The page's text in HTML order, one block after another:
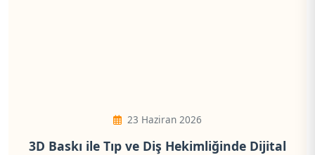
23 Haziran 2026
3D Baskı ile Tıp ve Diş Hekimliğinde Dijital